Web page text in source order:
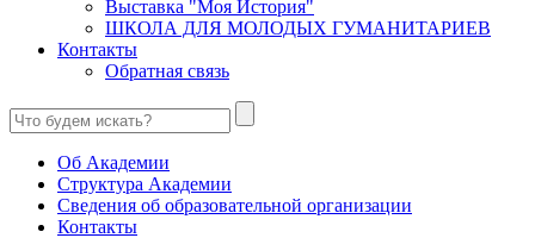
Выставка "Моя История"
ШКОЛА ДЛЯ МОЛОДЫХ ГУМАНИТАРИЕВ
Контакты
Обратная связь
Об Академии
Структура Академии
Сведения об образовательной организации
Контакты